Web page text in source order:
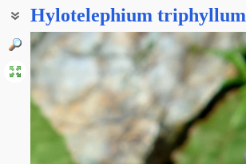
Hylotelephium triphyllum
Заячья капуста пурпурная
Заячья капуста трехлистная
Очитник пурпурный
Очиток пурпурный
Очиток пурпуровый
Заячья капуста
Очиток заячья капуста